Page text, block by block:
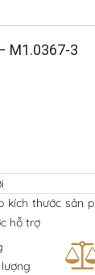
M1.0367-3
kích thước sản
hỗ trợ